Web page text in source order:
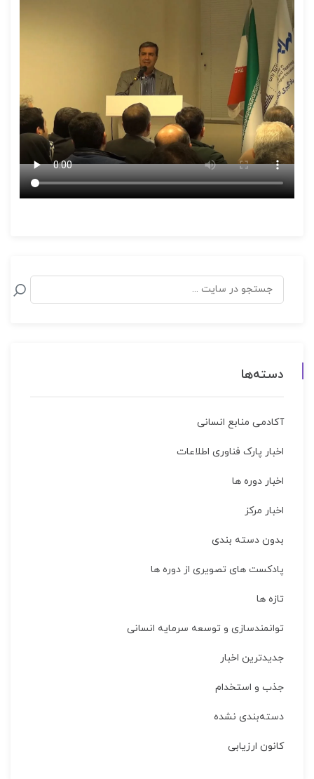
دسته‌ها
آکادمی منابع انسانی
اخبار پارک فناوری اطلاعات
اخبار دوره ها
اخبار مركز
بدون دسته بندی
پادکست های تصویری از دوره ها
تازه ها
توانمندسازی و توسعه سرمایه انسانی
جدیدترین اخبار
جذب و استخدام
دسته‌بندی نشده
کانون ارزیابی